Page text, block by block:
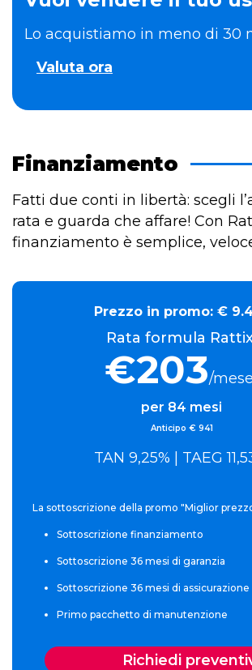
Lo acquistiamo in meno di 30
Valuta ora
Finanziamento
Fatti due conti in libertà: scegli
rata e guarda che affare! Con
finanziamento è semplice,
Prezzo in promo: €
Rata formula
€203/
per 84 mesi
Anticipo € 941
TAN 9,25% | TAEG
La sottoscrizione della promo "Miglior
Sottoscrizione finanziamento
Sottoscrizione 36 mesi di garanzia
Sottoscrizione 36 mesi di assicurazione
Primo pacchetto di manutenzione
Richiedi